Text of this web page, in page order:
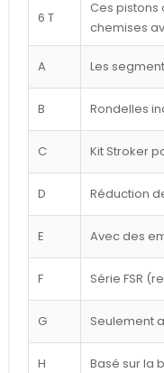
6 T
Ces pistons
chemises
A Les
B Rondelles
C Kit Stroker
D Réduction
E Avec des
F Série FSR
G Seulement
H Basé sur la